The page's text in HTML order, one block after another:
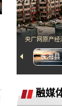
央广网原产经
长海县
融媒